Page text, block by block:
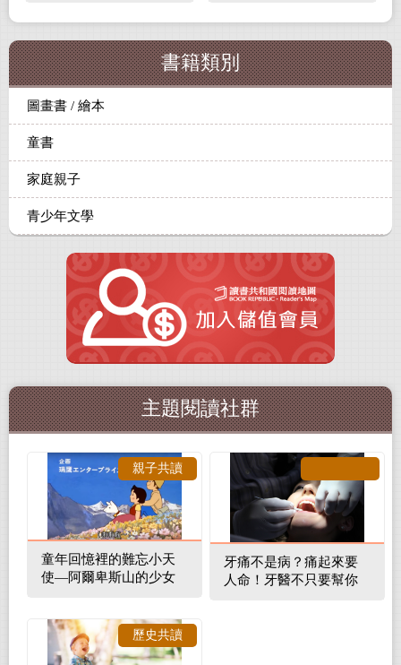
書籍類別
圖畫書 / 繪本
童書
家庭親子
青少年文學
主題閱讀社群
童年回憶裡的難忘小天
使—阿爾卑斯山的少女
親子共讀
牙痛不是病？痛起來要
人命！牙醫不只要幫你
歷史共讀